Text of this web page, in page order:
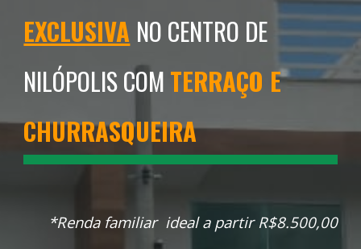
EXCLUSIVA NO CENTRO DE
NILÓPOLIS COM TERRAÇO E
CHURRASQUEIRA
*Renda familiar  ideal a partir R$8.500,00